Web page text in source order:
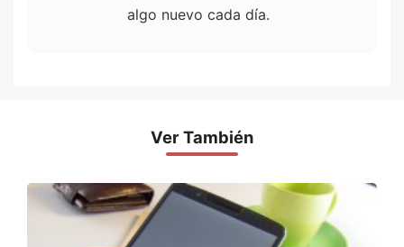
algo nuevo cada día.
Ver También